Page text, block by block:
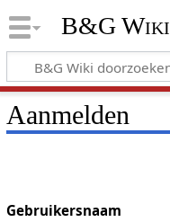
B&G Wiki
Aanmelden
Gebruikersnaam